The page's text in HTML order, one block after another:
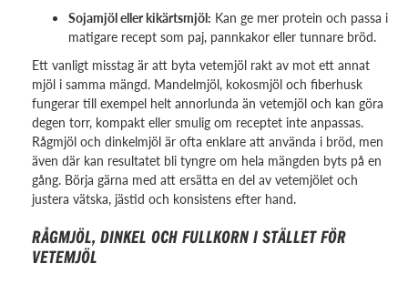
Sojamjöl eller kikärtsmjöl: Kan ge mer protein och passa i
matigare recept som paj, pannkakor eller tunnare bröd.
Ett vanligt misstag är att byta vetemjöl rakt av mot ett annat
mjöl i samma mängd. Mandelmjöl, kokosmjöl och fiberhusk
fungerar till exempel helt annorlunda än vetemjöl och kan göra
degen torr, kompakt eller smulig om receptet inte anpassas.
Rågmjöl och dinkelmjöl är ofta enklare att använda i bröd, men
även där kan resultatet bli tyngre om hela mängden byts på en
gång. Börja gärna med att ersätta en del av vetemjölet och
justera vätska, jästid och konsistens efter hand.
RÅGMJÖL, DINKEL OCH FULLKORN I STÄLLET FÖR
VETEMJÖL